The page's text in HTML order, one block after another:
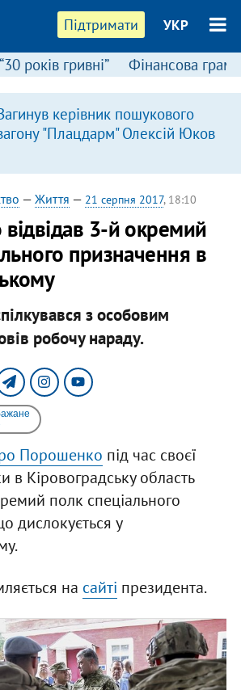
Підтримати УКР
“30 років гривні” Фінансова
керівник пошукового
"Плацдарм" Олексій Юков
— Життя — 21 серпня 2017, 18:10
3-й окремий
призначення в
з особовим
робочу нараду.
Порошенко під час своєї
в Кіровоградську область
полк спеціального
дислокується у
на сайті президента.